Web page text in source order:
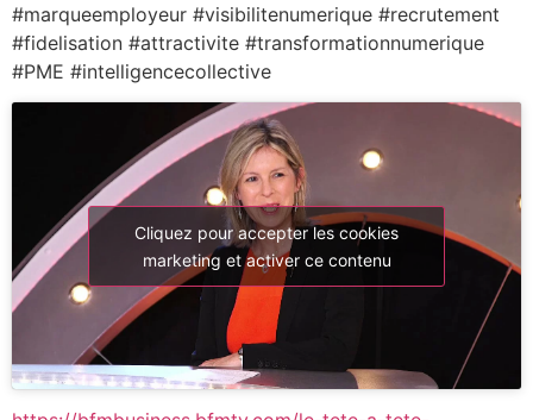
#marqueemployeur #visibilitenumerique #recrutement
#fidelisation #attractivite #transformationnumerique
#PME #intelligencecollective
Cliquez pour accepter les cookies
marketing et activer ce contenu